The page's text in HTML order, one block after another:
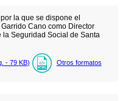
la que se dispone el
Cano como Director
Seguridad Social de Santa
- 79 KB) Otros formatos